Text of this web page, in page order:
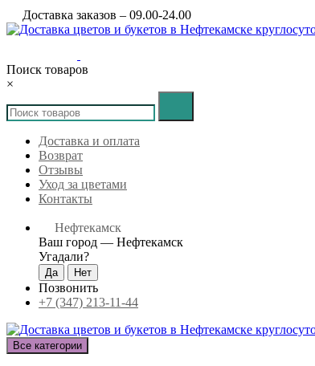
Доставка заказов – 09.00-24.00
Поиск товаров
×
Доставка и оплата
Возврат
Отзывы
Уход за цветами
Контакты
Нефтекамск
Ваш город — Нефтекамск
Угадали?
Позвонить
+7 (347) 213-11-44
Все категории